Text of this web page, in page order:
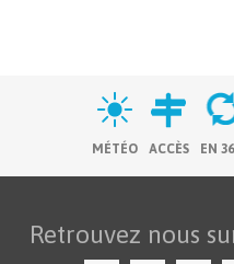
MÉTÉO ACCÈS EN
Retrouvez nous